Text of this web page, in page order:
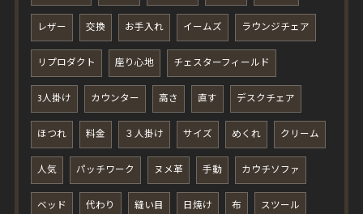
レザー 交換 お手入れ イームズ ラウンジチェア
リプロダクト 座り心地 チェスターフィールド
3人掛け カウンター 高さ 直す デスクチェア
ほつれ 料金 ３人掛け サイズ めくれ クリーム
人気 パッチワーク ヌメ革 手動 カウチソファ
ベッド 代わり 縫い目 日焼け 布 スツール